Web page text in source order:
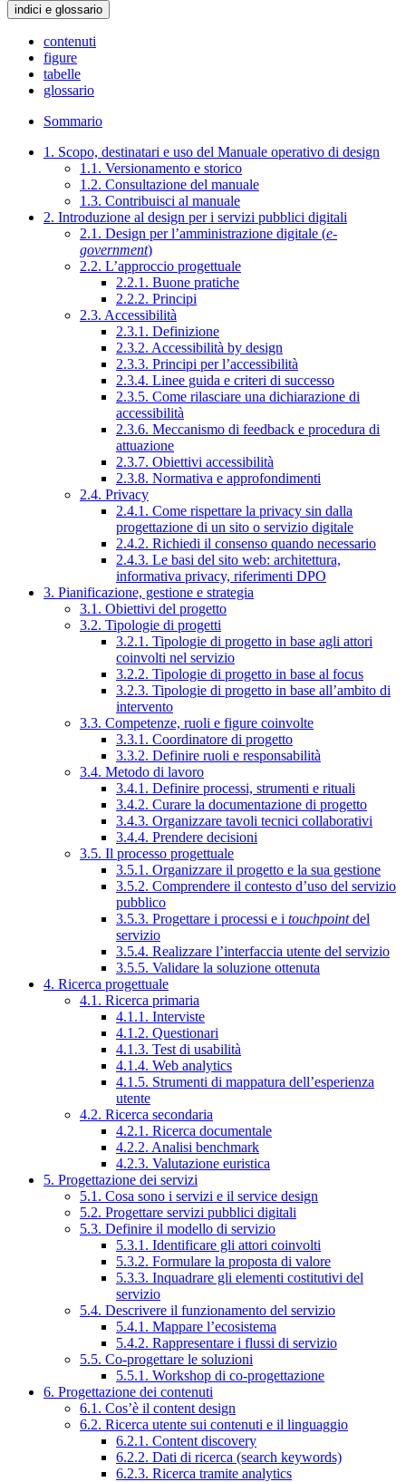
indici e glossario
contenuti
figure
tabelle
glossario
Sommario
1. Scopo, destinatari e uso del Manuale operativo di design
1.1. Versionamento e storico
1.2. Consultazione del manuale
1.3. Contribuisci al manuale
2. Introduzione al design per i servizi pubblici digitali
2.1. Design per l’amministrazione digitale (e-
government)
2.2. L’approccio progettuale
2.2.1. Buone pratiche
2.2.2. Principi
2.3. Accessibilità
2.3.1. Definizione
2.3.2. Accessibilità by design
2.3.3. Principi per l’accessibilità
2.3.4. Linee guida e criteri di successo
2.3.5. Come rilasciare una dichiarazione di
accessibilità
2.3.6. Meccanismo di feedback e procedura di
attuazione
2.3.7. Obiettivi accessibilità
2.3.8. Normativa e approfondimenti
2.4. Privacy
2.4.1. Come rispettare la privacy sin dalla
progettazione di un sito o servizio digitale
2.4.2. Richiedi il consenso quando necessario
2.4.3. Le basi del sito web: architettura,
informativa privacy, riferimenti DPO
3. Pianificazione, gestione e strategia
3.1. Obiettivi del progetto
3.2. Tipologie di progetti
3.2.1. Tipologie di progetto in base agli attori
coinvolti nel servizio
3.2.2. Tipologie di progetto in base al focus
3.2.3. Tipologie di progetto in base all’ambito di
intervento
3.3. Competenze, ruoli e figure coinvolte
3.3.1. Coordinatore di progetto
3.3.2. Definire ruoli e responsabilità
3.4. Metodo di lavoro
3.4.1. Definire processi, strumenti e rituali
3.4.2. Curare la documentazione di progetto
3.4.3. Organizzare tavoli tecnici collaborativi
3.4.4. Prendere decisioni
3.5. Il processo progettuale
3.5.1. Organizzare il progetto e la sua gestione
3.5.2. Comprendere il contesto d’uso del servizio
pubblico
3.5.3. Progettare i processi e i touchpointdel
servizio
3.5.4. Realizzare l’interfaccia utente del servizio
3.5.5. Validare la soluzione ottenuta
4. Ricerca progettuale
4.1. Ricerca primaria
4.1.1. Interviste
4.1.2. Questionari
4.1.3. Test di usabilità
4.1.4. Web analytics
4.1.5. Strumenti di mappatura dell’esperienza
utente
4.2. Ricerca secondaria
4.2.1. Ricerca documentale
4.2.2. Analisi benchmark
4.2.3. Valutazione euristica
5. Progettazione dei servizi
5.1. Cosa sono i servizi e il service design
5.2. Progettare servizi pubblici digitali
5.3. Definire il modello di servizio
5.3.1. Identificare gli attori coinvolti
5.3.2. Formulare la proposta di valore
5.3.3. Inquadrare gli elementi costitutivi del
servizio
5.4. Descrivere il funzionamento del servizio
5.4.1. Mappare l’ecosistema
5.4.2. Rappresentare i flussi di servizio
5.5. Co-progettare le soluzioni
5.5.1. Workshop di co-progettazione
6. Progettazione dei contenuti
6.1. Cos’è il content design
6.2. Ricerca utente sui contenuti e il linguaggio
6.2.1. Content discovery
6.2.2. Dati di ricerca (search keywords)
6.2.3. Ricerca tramite analytics